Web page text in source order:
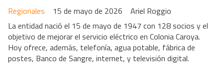
Ariel Roggio
Regionales
15 de mayo de 2026
La entidad nació el 15 de mayo de 1947 con 128 socios y el
objetivo de mejorar el servicio eléctrico en Colonia Caroya.
Hoy ofrece, además, telefonía, agua potable, fábrica de
postes, Banco de Sangre, internet, y televisión digital.